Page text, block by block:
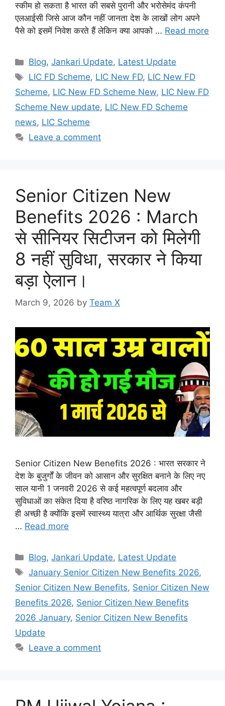
स्कीम हो सकता है भारत की सबसे पुरानी और भरोसेमंद कंपनी
एलआईसी जिसे आज कौन नहीं जानता देश के लाखों लोग अपने
पैसे को इसमें निवेश करते हैं लेकिन क्या आपको … Read more
Categories
Blog,Jankari Update, Latest Update
Tags
LIC FD Scheme, LIC New FD, LIC New FD
Scheme, LIC New FD Scheme New, LIC New FD
Scheme New update, LIC New FD Scheme
news, LIC Scheme
Leave a comment
Senior Citizen New
Benefits 2026 : March
से सीनियर सिटीजन को मिलेगी
8 नहीं सुविधा, सरकार ने किया
बड़ा ऐलान।
March 9, 2026 by Team X
Senior Citizen New Benefits 2026 : भारत सरकार ने
देश के बुजुर्गों के जीवन को आसान और सुरक्षित बनाने के लिए नए
साल यानी 1 जनवरी 2026 से कई महत्वपूर्ण बदलाव और
सुविधाओं का संकेत दिया है वरिष्ठ नागरिक के लिए यह खबर बड़ी
ही अच्छी है क्योंकि इसमें स्वास्थ्य यात्रा और आर्थिक सुरक्षा जैसी
… Read more
Categories
Blog,Jankari Update, Latest Update
Tags
January Senior Citizen New Benefits 2026,
Senior Citizen New Benefits, Senior Citizen New
Benefits 2026, Senior Citizen New Benefits
2026 January, Senior Citizen New Benefits
Update
Leave a comment